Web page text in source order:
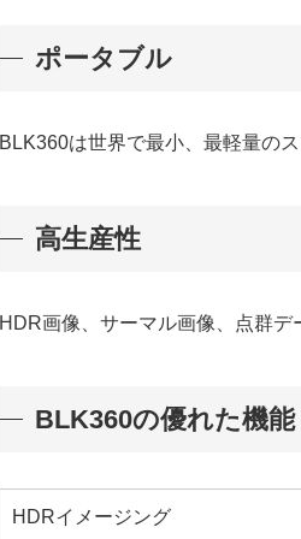
ポータブル
BLK360は世界で最小、最軽量の
高生産性
HDR画像、サーマル画像、点群
BLK360の優れた機能
HDRイメージング